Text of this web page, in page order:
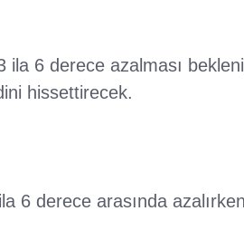
ila 6 derece azalması
hissettirecek.
6 derece arasında